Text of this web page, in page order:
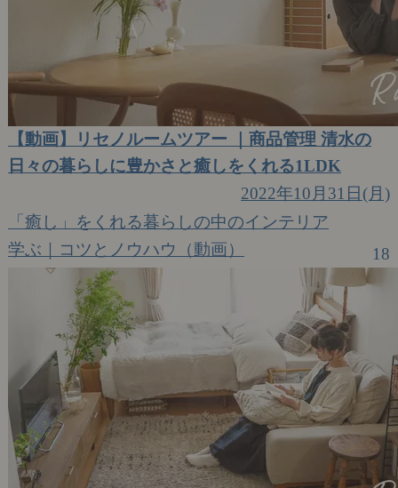
【動画】リセノルームツアー ｜商品管理 清水の
日々の暮らしに豊かさと癒しをくれる1LDK
2022年10月31日(月)
「癒し」をくれる暮らしの中のインテリア
学ぶ｜コツとノウハウ（動画）
18